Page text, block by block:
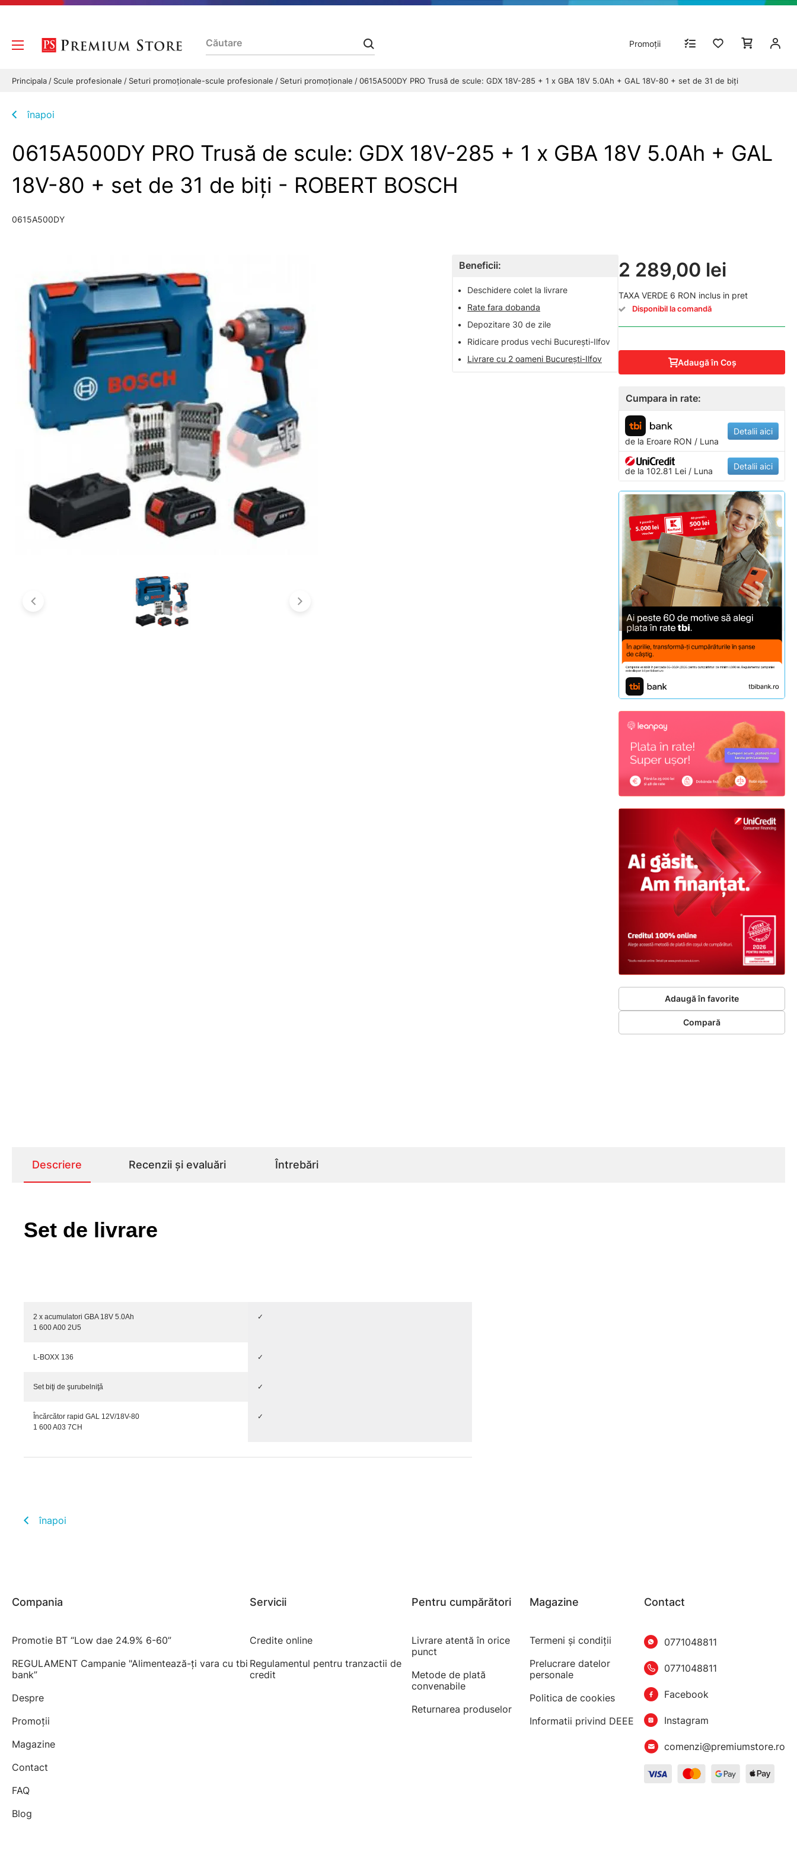
Promoții
Principala Scule profesionale Seturi promoționale-scule profesionale Seturi promoționale 0615A500DY PRO Trusă de scule: GDX 18V-285 + 1 x GBA 18V 5.0Ah + GAL 18V-80 + set de 31 de biţi
înapoi
0615A500DY PRO Trusă de scule: GDX 18V-285 + 1 x GBA 18V 5.0Ah + GAL
18V-80 + set de 31 de biţi - ROBERT BOSCH
0615A500DY
Beneficii:
•
Deschidere colet la livrare
•
Rate fara dobanda
•
Depozitare 30 de zile
•
Ridicare produs vechi București-Ilfov
•
Livrare cu 2 oameni București-Ilfov
2 289,00 lei
TAXA VERDE 6 RON inclus in pret
Disponibil la comandă
Adaugă în Coş
Cumpara in rate:
de la Eroare RON / Luna
Detalii aici
de la 102.81 Lei / Luna Detalii aici
Adaugă în favorite
Compară
Descriere Recenzii și evaluări Întrebări
Set de livrare
2 x acumulatori GBA 18V 5.0Ah
1 600 A00 2U5
✓
L-BOXX 136 ✓
Set biţi de şurubelniţă ✓
Încărcător rapid GAL 12V/18V-80
1 600 A03 7CH
✓
înapoi
Compania
Promotie BT “Low dae 24.9% 6-60”
REGULAMENT Campanie "Alimentează-ți vara cu tbi
bank”
Despre
Promoții
Magazine
Contact
FAQ
Blog
Servicii
Credite online
Regulamentul pentru tranzactii de
credit
Pentru cumpărători
Livrare atentă în orice
punct
Metode de plată
convenabile
Returnarea produselor
Magazine
Termeni şi condiţii
Prelucrare datelor
personale
Politica de cookies
Informatii privind DEEE
Contact
0771048811
0771048811
Facebook
Instagram
comenzi@premiumstore.ro